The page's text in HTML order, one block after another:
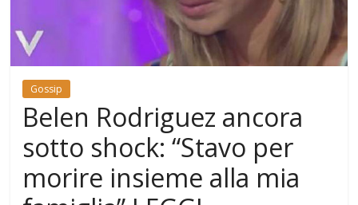
Gossip
Belen Rodriguez ancora
sotto shock: “Stavo per
morire insieme alla mia